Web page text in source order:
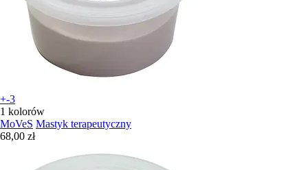
+-3
1 kolorów
MoVeS Mastyk terapeutyczny
68,00 zł